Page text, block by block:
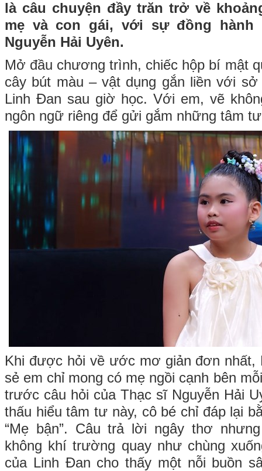
là câu chuyện đầy trăn trở về
mẹ và con gái, với sự đồng hành
Nguyễn Hải Uyên.
Mở đầu chương trình, chiếc hộp bí mật
cây bút màu – vật dụng gắn liền với
Linh Đan sau giờ học. Với em, vẽ
ngôn ngữ riêng để gửi gắm những tâm
Khi được hỏi về ước mơ giản đơn nhất,
sẻ em chỉ mong có mẹ ngồi cạnh bên
trước câu hỏi của Thạc sĩ Nguyễn Hải
thấu hiểu tâm tư này, cô bé chỉ đáp lại
“Mẹ bận”. Câu trả lời ngây thơ
không khí trường quay như chùng
của Linh Đan cho thấy một nỗi buồn